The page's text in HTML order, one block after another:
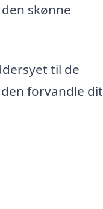
skønne
til de
forvandle dit